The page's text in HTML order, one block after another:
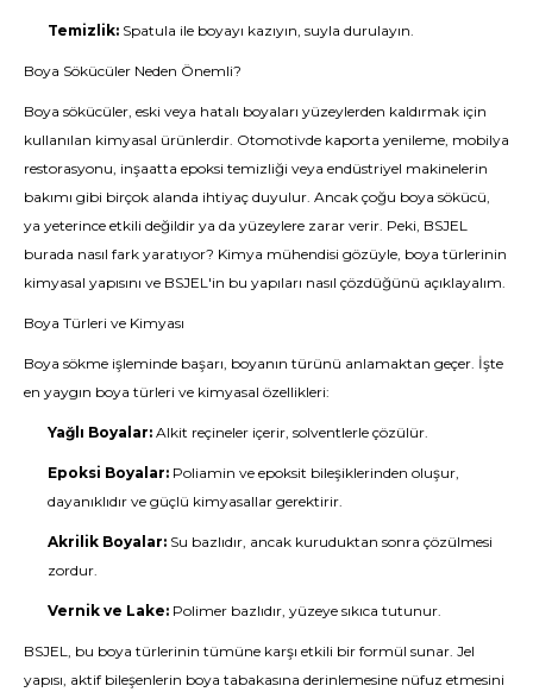
Temizlik: Spatula ile boyayı kazıyın, suyla durulayın.
Boya Sökücüler Neden Önemli?
Boya sökücüler, eski veya hatalı boyaları yüzeylerden kaldırmak için
kullanılan kimyasal ürünlerdir. Otomotivde kaporta yenileme, mobilya
restorasyonu, inşaatta epoksi temizliği veya endüstriyel makinelerin
bakımı gibi birçok alanda ihtiyaç duyulur. Ancak çoğu boya sökücü,
ya yeterince etkili değildir ya da yüzeylere zarar verir. Peki, BSJEL
burada nasıl fark yaratıyor? Kimya mühendisi gözüyle, boya türlerinin
kimyasal yapısını ve BSJEL'in bu yapıları nasıl çözdüğünü açıklayalım.
Boya Türleri ve Kimyası
Boya sökme işleminde başarı, boyanın türünü anlamaktan geçer. İşte
en yaygın boya türleri ve kimyasal özellikleri:
Yağlı Boyalar: Alkit reçineler içerir, solventlerle çözülür.
Epoksi Boyalar: Poliamin ve epoksit bileşiklerinden oluşur,
dayanıklıdır ve güçlü kimyasallar gerektirir.
Akrilik Boyalar: Su bazlıdır, ancak kuruduktan sonra çözülmesi
zordur.
Vernik ve Lake: Polimer bazlıdır, yüzeye sıkıca tutunur.
BSJEL, bu boya türlerinin tümüne karşı etkili bir formül sunar. Jel
yapısı, aktif bileşenlerin boya tabakasına derinlemesine nüfuz etmesini